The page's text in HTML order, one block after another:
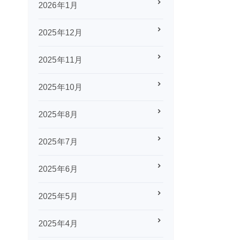
2026年1月
2025年12月
2025年11月
2025年10月
2025年8月
2025年7月
2025年6月
2025年5月
2025年4月